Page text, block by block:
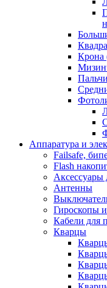
Крона
Аппаратура и
Failsafe,
Flash
Аксессуары
Антенны
Гироскопы
Кабели для
Кварцы